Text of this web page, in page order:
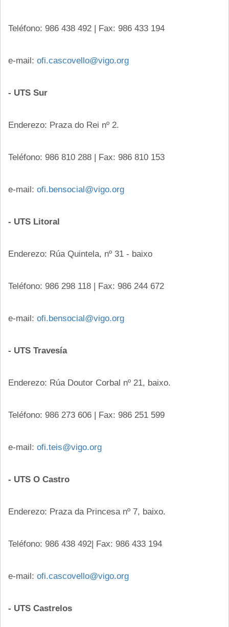
Teléfono: 986 438 492 | Fax: 986 433 194
e-mail: ofi.cascovello@vigo.org
- UTS Sur
Enderezo: Praza do Rei nº 2.
Teléfono: 986 810 288 | Fax: 986 810 153
e-mail: ofi.bensocial@vigo.org
- UTS Litoral
Enderezo: Rúa Quintela, nº 31 - baixo
Teléfono: 986 298 118 | Fax: 986 244 672
e-mail: ofi.bensocial@vigo.org
- UTS Travesía
Enderezo: Rúa Doutor Corbal nº 21, baixo.
Teléfono: 986 273 606 | Fax: 986 251 599
e-mail: ofi.teis@vigo.org
- UTS O Castro
Enderezo: Praza da Princesa nº 7, baixo.
Teléfono: 986 438 492| Fax: 986 433 194
e-mail: ofi.cascovello@vigo.org
- UTS Castrelos